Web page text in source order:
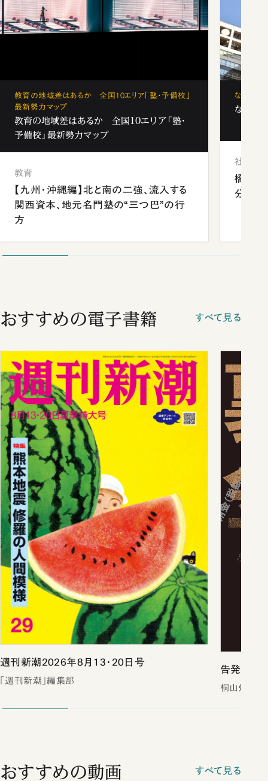
教育の地域差はあるか 全国10エリア「塾・予備校」
最新勢力マップ
教育の地域差はあるか 全国10エリア「塾・
予備校」最新勢力マップ
教育
【九州・沖縄編】北と南の二強、流入する
関西資本、地元名門塾の“三つ巴”の行
方
なぜ「フ
なぜ「
社会
橋本愛
分 佐
おすすめの電子書籍 すべて見る
週刊新潮2026年8月13・20日号
「週刊新潮」編集部
告発 裏
桐山煌／著
おすすめの動画 すべて見る